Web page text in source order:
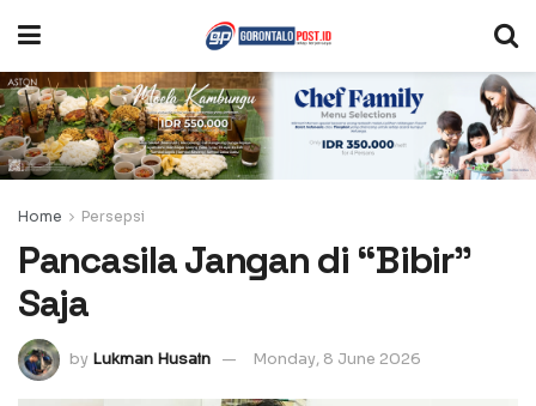
Home Persepsi
Pancasila Jangan di “Bibir”
Saja
by Lukman Husain Monday, 8 June 2026